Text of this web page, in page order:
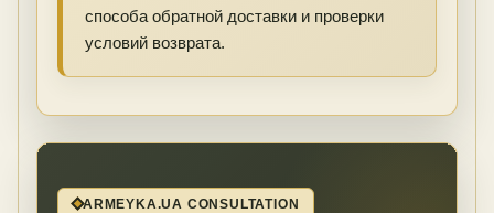
способа обратной доставки и проверки
условий возврата.
ARMEYKA.UA CONSULTATION